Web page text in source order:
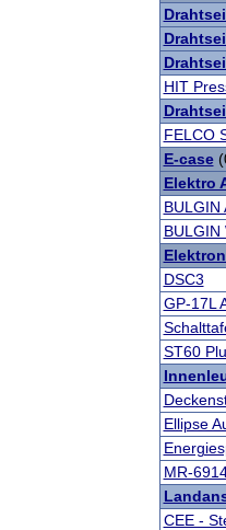
HIT
FELCO
E-case
Elektro
BULGIN
BULGIN
DSC3
GP-17L
ST60
Ellipse
MR-
CEE -